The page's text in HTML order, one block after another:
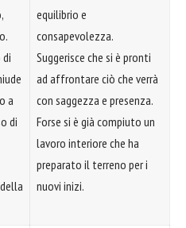
a
di
equilibrio e
consapevolezza.
Suggerisce che si è pronti
ad affrontare ciò che verrà
con saggezza e presenza.
Forse si è già compiuto un
lavoro interiore che ha
preparato il terreno per i
nuovi inizi.